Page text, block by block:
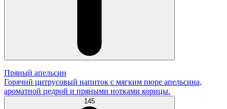
Пряный апельсин
Горячий цитрусовый напиток с мягким пюре апельсина,
ароматной цедрой и пряными нотками корицы.
145